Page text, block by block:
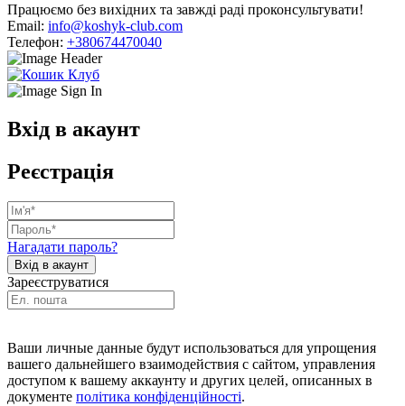
Працюємо без вихідних та завжді раді проконсультувати!
Email: info@koshyk-club.com
Телефон: +380674470040
Вхід в акаунт
Реєстрація
Нагадати пароль?
Зареєструватися
Ваши личные данные будут использоваться для упрощения
вашего дальнейшего взаимодействия с сайтом, управления
доступом к вашему аккаунту и других целей, описанных в
документе політика конфіденційності.